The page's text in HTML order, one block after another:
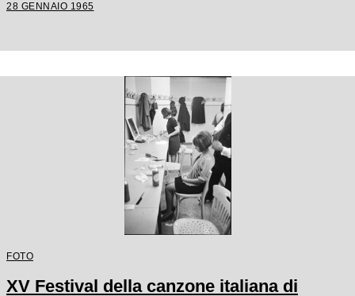
28 GENNAIO 1965
FOTO
XV Festival della canzone italiana di